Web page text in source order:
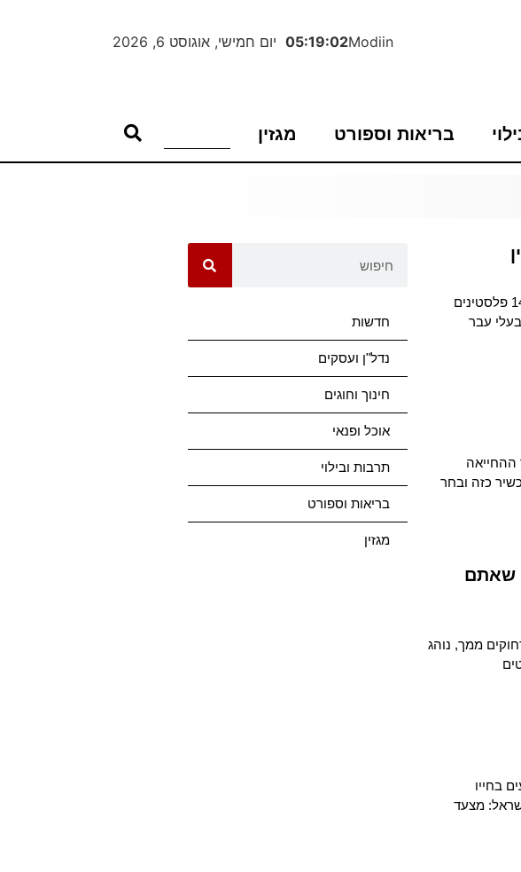
Modiin
05:19:02 יום חמישי, אוגוסט 6, 2026
בריאות וספורט מגזין
בפשיטה משטרתית על אתר בנייה בפארק הטכנולוגי נעצרו 14 פלסטינים
עבר
ההחייאה
כזה ובחר
שאתם
ממך, נוהג
בחייו
מצעד
חדשות
נדל"ן ועסקים
חינוך וחוגים
אוכל ופנאי
תרבות ובילוי
בריאות וספורט
מגזין